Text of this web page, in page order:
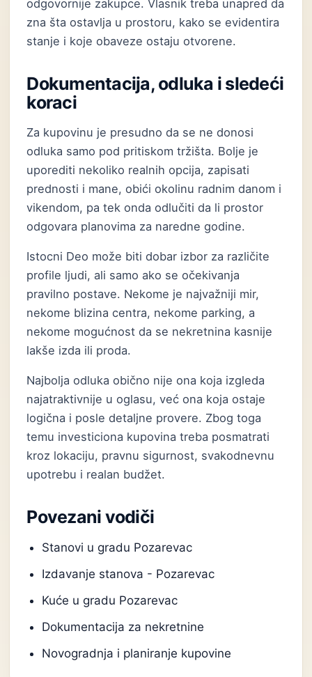
odgovornije zakupce. Vlasnik treba unapred da
zna šta ostavlja u prostoru, kako se evidentira
stanje i koje obaveze ostaju otvorene.
Dokumentacija, odluka i sledeći
koraci
Za kupovinu je presudno da se ne donosi
odluka samo pod pritiskom tržišta. Bolje je
uporediti nekoliko realnih opcija, zapisati
prednosti i mane, obići okolinu radnim danom i
vikendom, pa tek onda odlučiti da li prostor
odgovara planovima za naredne godine.
Istocni Deo može biti dobar izbor za različite
profile ljudi, ali samo ako se očekivanja
pravilno postave. Nekome je najvažniji mir,
nekome blizina centra, nekome parking, a
nekome mogućnost da se nekretnina kasnije
lakše izda ili proda.
Najbolja odluka obično nije ona koja izgleda
najatraktivnije u oglasu, već ona koja ostaje
logična i posle detaljne provere. Zbog toga
temu investiciona kupovina treba posmatrati
kroz lokaciju, pravnu sigurnost, svakodnevnu
upotrebu i realan budžet.
Povezani vodiči
Stanovi u gradu Pozarevac
Izdavanje stanova - Pozarevac
Kuće u gradu Pozarevac
Dokumentacija za nekretnine
Novogradnja i planiranje kupovine